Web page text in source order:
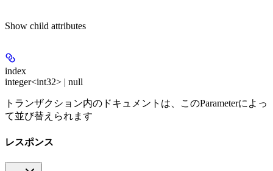
Show child attributes
index
integer<int32> | null
トランザクション内のドキュメントは、このParameterによっ
て並び替えられます
レスポンス